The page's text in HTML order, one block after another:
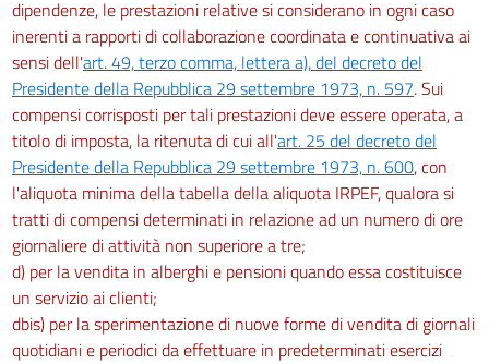
dipendenze, le prestazioni relative si considerano in ogni caso
inerenti a rapporti di collaborazione coordinata e continuativa ai
sensi dell'art. 49, terzo comma, lettera a), del decreto del
Presidente della Repubblica 29 settembre 1973, n. 597. Sui
compensi corrisposti per tali prestazioni deve essere operata, a
titolo di imposta, la ritenuta di cui all'art. 25 del decreto del
Presidente della Repubblica 29 settembre 1973, n. 600, con
l'aliquota minima della tabella della aliquota IRPEF, qualora si
tratti di compensi determinati in relazione ad un numero di ore
giornaliere di attività non superiore a tre;
d) per la vendita in alberghi e pensioni quando essa costituisce
un servizio ai clienti;
dbis) per la sperimentazione di nuove forme di vendita di giornali
quotidiani e periodici da effettuare in predeterminati esercizi